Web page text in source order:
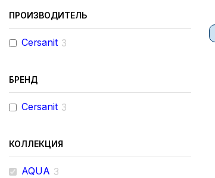
ПРОИЗВОДИТЕЛЬ
Cersanit 3
БРЕНД
Cersanit 3
КОЛЛЕКЦИЯ
AQUA 3